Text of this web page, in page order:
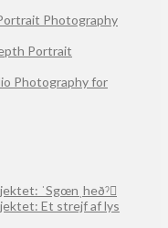
Photography
Portrait
Photography for
ˈSgœnˌheðˀ
Et strejf af lys